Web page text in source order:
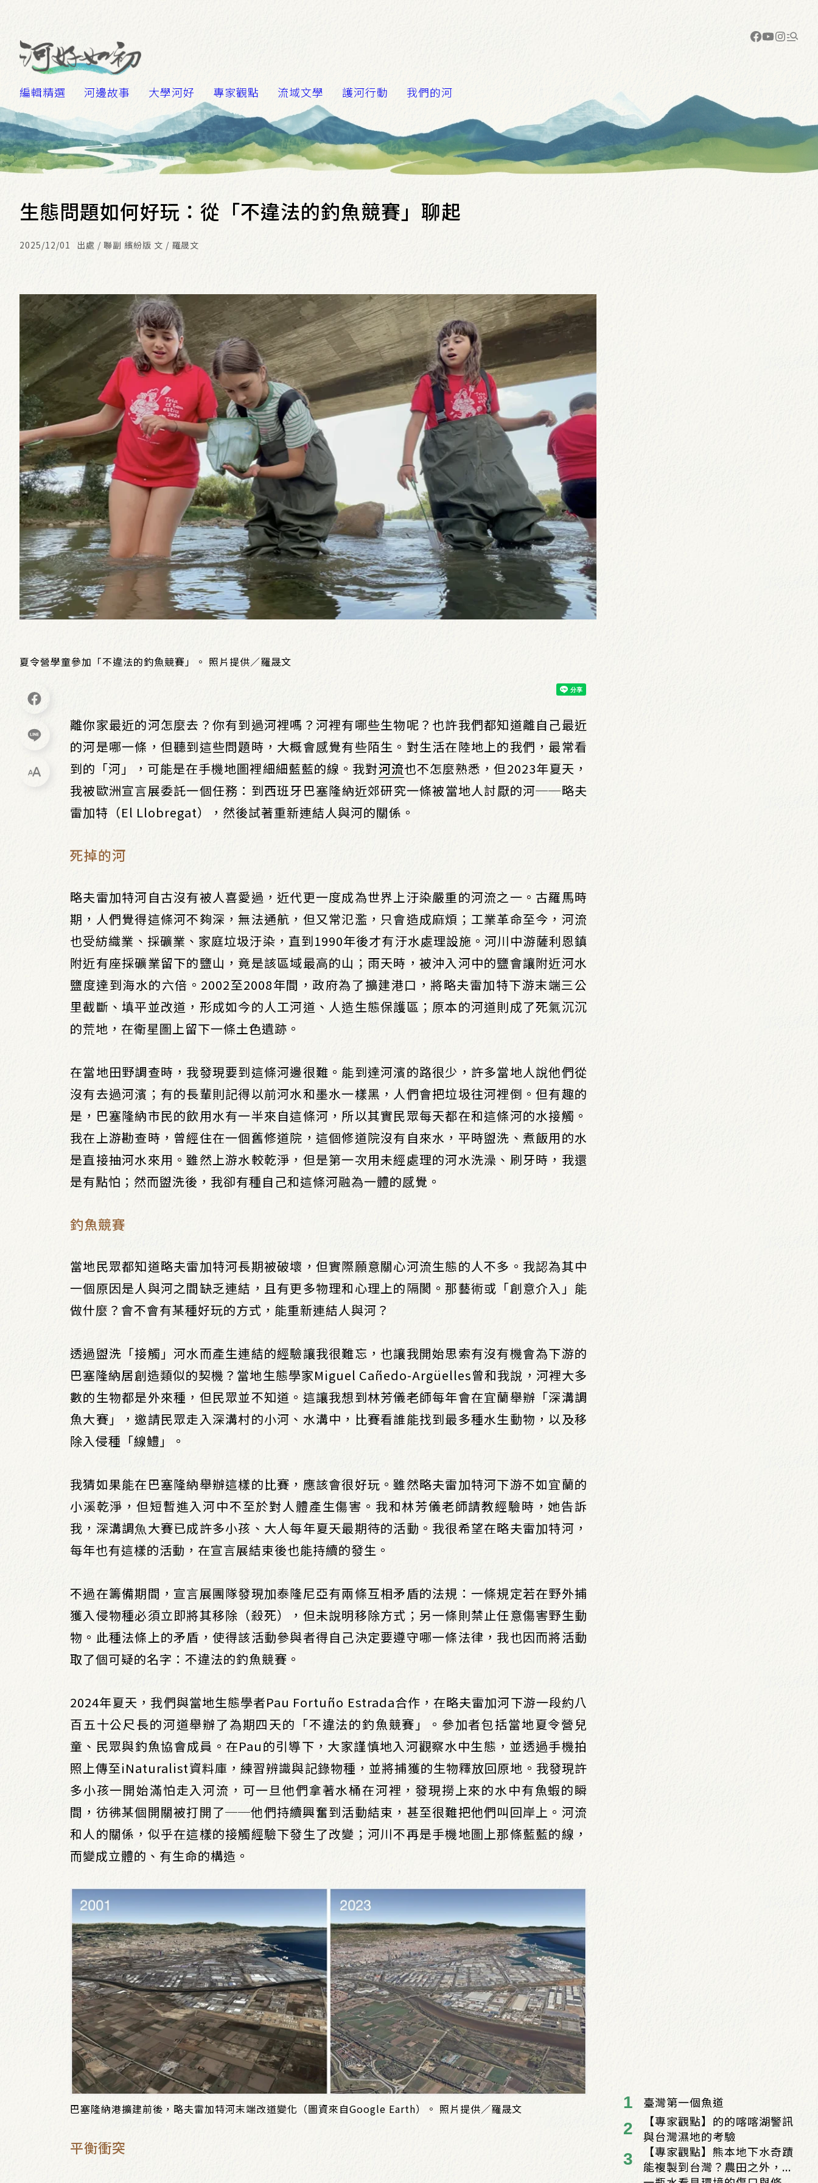
編輯精選 河邊故事 大學河好 專家觀點 流域文學 護河行動 我們的河
生態問題如何好玩：從「不違法的釣魚競賽」聊起
2025/12/01 出處 / 聯副 繽紛版 文 / 羅晟文
夏令營學童參加「不違法的釣魚競賽」。 照片提供／羅晟文
離你家最近的河怎麼去？你有到過河裡嗎？河裡有哪些生物呢？也許我們都知道離自己最近
的河是哪一條，但聽到這些問題時，大概會感覺有些陌生。對生活在陸地上的我們，最常看
到的「河」，可能是在手機地圖裡細細藍藍的線。我對河流也不怎麼熟悉，但2023年夏天，
我被歐洲宣言展委託一個任務：到西班牙巴塞隆納近郊研究一條被當地人討厭的河──略夫
雷加特（El Llobregat），然後試著重新連結人與河的關係。
死掉的河
略夫雷加特河自古沒有被人喜愛過，近代更一度成為世界上汙染嚴重的河流之一。古羅馬時
期，人們覺得這條河不夠深，無法通航，但又常氾濫，只會造成麻煩；工業革命至今，河流
也受紡織業、採礦業、家庭垃圾汙染，直到1990年後才有汙水處理設施。河川中游薩利恩鎮
附近有座採礦業留下的鹽山，竟是該區域最高的山；雨天時，被沖入河中的鹽會讓附近河水
鹽度達到海水的六倍。2002至2008年間，政府為了擴建港口，將略夫雷加特下游末端三公
里截斷、填平並改道，形成如今的人工河道、人造生態保護區；原本的河道則成了死氣沉沉
的荒地，在衛星圖上留下一條土色遺跡。
在當地田野調查時，我發現要到這條河邊很難。能到達河濱的路很少，許多當地人說他們從
沒有去過河濱；有的長輩則記得以前河水和墨水一樣黑，人們會把垃圾往河裡倒。但有趣的
是，巴塞隆納市民的飲用水有一半來自這條河，所以其實民眾每天都在和這條河的水接觸。
我在上游勘查時，曾經住在一個舊修道院，這個修道院沒有自來水，平時盥洗、煮飯用的水
是直接抽河水來用。雖然上游水較乾淨，但是第一次用未經處理的河水洗澡、刷牙時，我還
是有點怕；然而盥洗後，我卻有種自己和這條河融為一體的感覺。
釣魚競賽
當地民眾都知道略夫雷加特河長期被破壞，但實際願意關心河流生態的人不多。我認為其中
一個原因是人與河之間缺乏連結，且有更多物理和心理上的隔閡。那藝術或「創意介入」能
做什麼？會不會有某種好玩的方式，能重新連結人與河？
透過盥洗「接觸」河水而產生連結的經驗讓我很難忘，也讓我開始思索有沒有機會為下游的
巴塞隆納居創造類似的契機？當地生態學家Miguel Cañedo-Argüelles曾和我說，河裡大多
數的生物都是外來種，但民眾並不知道。這讓我想到林芳儀老師每年會在宜蘭舉辦「深溝調
魚大賽」，邀請民眾走入深溝村的小河、水溝中，比賽看誰能找到最多種水生動物，以及移
除入侵種「線鱧」。
我猜如果能在巴塞隆納舉辦這樣的比賽，應該會很好玩。雖然略夫雷加特河下游不如宜蘭的
小溪乾淨，但短暫進入河中不至於對人體產生傷害。我和林芳儀老師請教經驗時，她告訴
我，深溝調⿂⼤賽已成許多小孩、大人每年夏天最期待的活動。我很希望在略夫雷加特河，
每年也有這樣的活動，在宣言展結束後也能持續的發生。
不過在籌備期間，宣言展團隊發現加泰隆尼亞有兩條互相矛盾的法規：一條規定若在野外捕
獲入侵物種必須立即將其移除（殺死），但未說明移除方式；另一條則禁止任意傷害野生動
物。此種法條上的矛盾，使得該活動參與者得自己決定要遵守哪一條法律，我也因而將活動
取了個可疑的名字：不違法的釣魚競賽。
2024年夏天，我們與當地生態學者Pau Fortuño Estrada合作，在略夫雷加河下游一段約八
百五十公尺長的河道舉辦了為期四天的「不違法的釣魚競賽」。參加者包括當地夏令營兒
童、民眾與釣魚協會成員。在Pau的引導下，大家謹慎地入河觀察水中生態，並透過手機拍
照上傳至iNaturalist資料庫，練習辨識與記錄物種，並將捕獲的⽣物釋放回原地。我發現許
多小孩一開始滿怕走入河流，可一旦他們拿著水桶在河裡，發現撈上來的水中有魚蝦的瞬
間，彷彿某個開關被打開了──他們持續興奮到活動結束，甚至很難把他們叫回岸上。河流
和人的關係，似乎在這樣的接觸經驗下發生了改變；河川不再是手機地圖上那條藍藍的線，
而變成立體的、有生命的構造。
巴塞隆納港擴建前後，略夫雷加特河末端改道變化（圖資來自Google Earth）。 照片提供／羅晟文
平衡衝突
臺灣第一個魚道
【專家觀點】的的喀喀湖警訊
與台灣濕地的考驗
【專家觀點】熊本地下水奇蹟
能複製到台灣？農田之外，...